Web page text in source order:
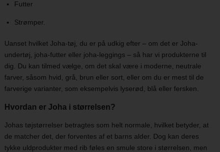
Futter
Strømper.
Uanset hvilket Joha-tøj, du er på udkig efter – om det er Joha-
undertøj, joha-futter eller joha-leggings – så har vi produkterne til
dig. Du kan tilmed vælge, om det skal være i moderne, neutrale
farver, såsom hvid, grå, brun eller sort, eller om du er mest til de
farverige varianter, som eksempelvis lyserød, blå eller fersken.
Hvordan er Joha i størrelsen?
Johas tøjstørrelser betragtes som helt normale, hvilket betyder, at
de matcher det, der forventes af et barns alder. Dog kan deres
tykke uldprodukter med rib føles en smule store i størrelsen, men